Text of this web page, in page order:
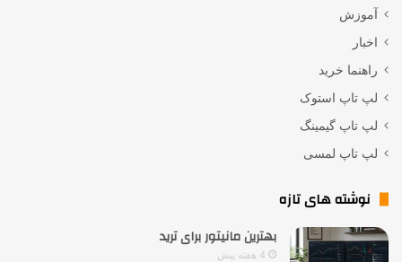
آموزش
اخبار
راهنما خرید
لپ تاپ استوک
لپ تاپ گیمینگ
لپ تاپ لمسی
نوشته های تازه
بهترین مانیتور برای ترید
4 هفته پیش